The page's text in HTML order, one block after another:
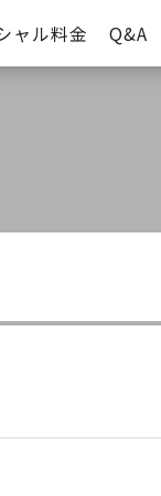
ャル料金 Q&A